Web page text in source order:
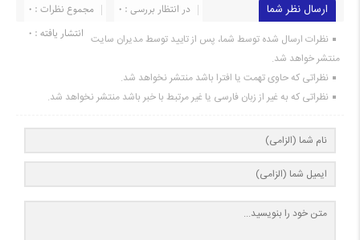
ارسال نظر شما مجموع نظرات : 0
در انتظار بررسی : 0
انتشار یافته : 0 نظرات ارسال شده توسط شما، پس از تایید توسط مدیران سایت
منتشر خواهد شد.
نظراتی که حاوی تهمت یا افترا باشد منتشر نخواهد شد.
نظراتی که به غیر از زبان فارسی یا غیر مرتبط با خبر باشد منتشر نخواهد شد.